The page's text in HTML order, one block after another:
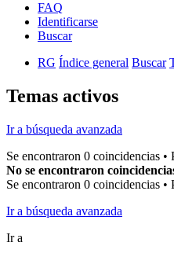
FAQ
Identificarse
Buscar
RG Índice general Buscar
Temas activos
Ir a búsqueda avanzada
Se encontraron 0 coincidencias •
No se encontraron
Se encontraron 0 coincidencias •
Ir a búsqueda avanzada
Ir a